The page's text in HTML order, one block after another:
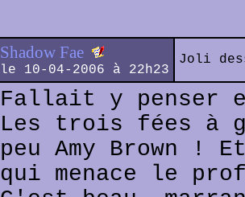
Shadow Fae
le 10-04-2006 à 22h23
Joli
Fallait y penser
Les trois fées à
peu Amy Brown
qui menace le